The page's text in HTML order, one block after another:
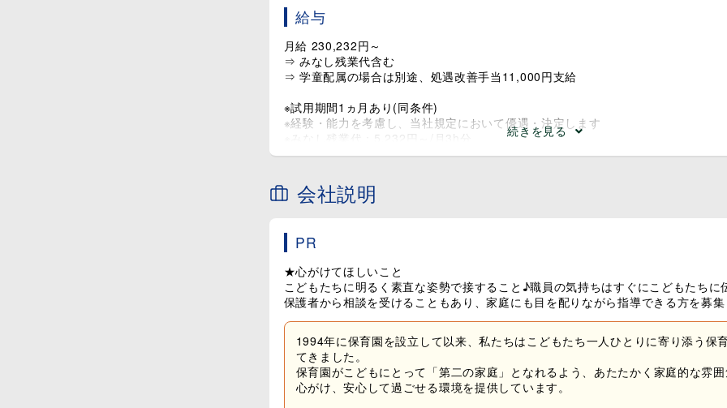
給与
続きを見る
月給 230,232円～
⇒ みなし残業代含む
⇒ 学童配属の場合は別途、処遇改善手当11,000円支給
※試用期間1ヵ月あり(同条件)
※経験・能力を考慮し、当社規定において優遇・決定します
※みなし残業代：5,232円～/月3h分
超過する場合は全額支給いたします。
□ 当社は職責給「職務遂行能力等級」に連動した給与制度を導入。
勤続に関わりなく能力に応じて昇格・昇給します。
会社説明
PR
★心がけてほしいこと
こどもたちに明るく素直な姿勢で接すること♪職員の気持ちはすぐにこどもたちに
保護者から相談を受けることもあり、家庭にも目を配りながら指導できる方を募
1994年に保育園を設立して以来、私たちはこどもたち一人ひとりに寄り添う保
てきました。
保育園がこどもにとって「第二の家庭」となれるよう、あたたかく家庭的な雰
心がけ、安心して過ごせる環境を提供しています。